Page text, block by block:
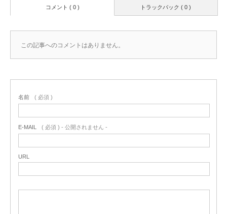
トラックバック ( 0 )
コメント ( 0 )
この記事へのコメントはありません。
名前 ( 必須 )
E-MAIL ( 必須 ) - 公開されません -
URL